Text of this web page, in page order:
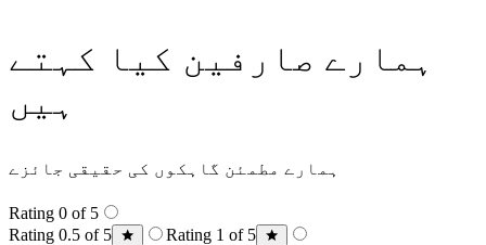
ہمارے صارفین کیا کہتے
ہیں
ہمارے مطمئن گاہکوں کی حقیقی جائزے
Rating 0 of 5
Rating 0.5 of 5
Rating 1 of 5